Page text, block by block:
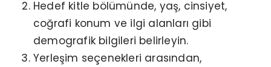
Hedef kitle bölümünde, yaş, cinsiyet,
coğrafi konum ve ilgi alanları gibi
demografik bilgileri belirleyin.
Yerleşim seçenekleri arasından,